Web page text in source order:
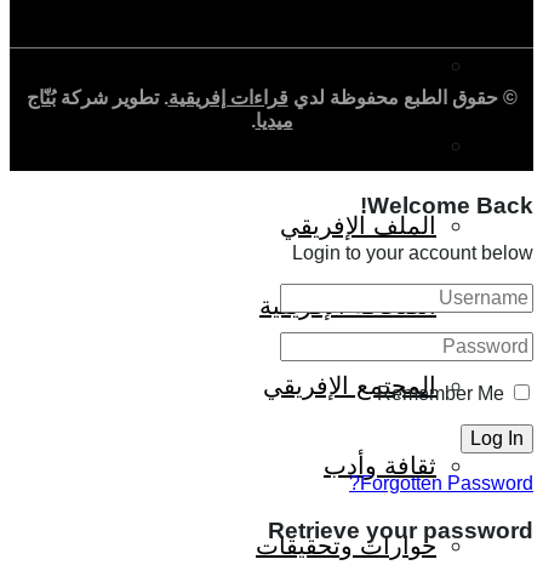
الملف الإفريقي
الصحافة الإفريقية
المجتمع الإفريقي
ثقافة وأدب
حوارات وتحقيقات
© حقوق الطبع محفوظة لدي قراءات إفريقية. تطوير شركةبُنّاج
ميديا.
Welcome Back!
Login to your account below
Remember Me
Forgotten Password?
Retrieve your password